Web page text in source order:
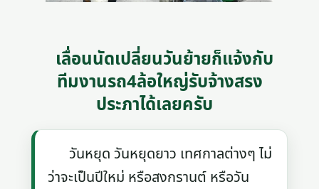
เลื่อนนัดเปลี่ยนวันย้ายก็แจ้งกับ
ทีมงานรถ4ล้อใหญ่รับจ้างสรง
ประภาได้เลยครับ
วันหยุด วันหยุดยาว เทศกาลต่างๆ ไม่
ว่าจะเป็นปีใหม่ หรือสงกรานต์ หรือวัน